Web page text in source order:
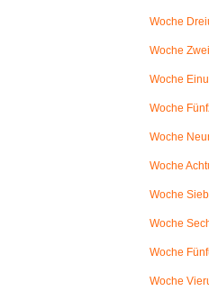
Woche
Woche
Woche
Woche
Woche
Woche
Woche
Woche
Woche
Woche